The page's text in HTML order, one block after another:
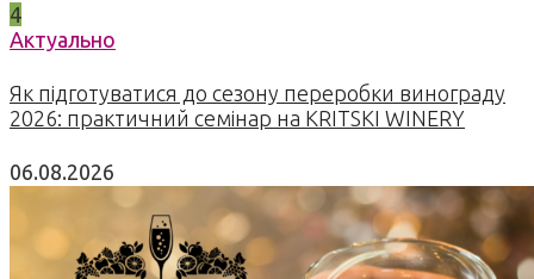
4
Актуально
Як підготуватися до сезону переробки винограду
2026: практичний семінар на KRITSKI WINERY
06.08.2026